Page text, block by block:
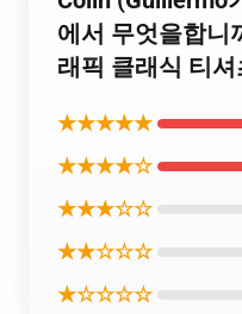
에서 무엇을합니
래픽 클래식 티
★★★★★
★★★★☆
★★★☆☆
★★☆☆☆
★☆☆☆☆